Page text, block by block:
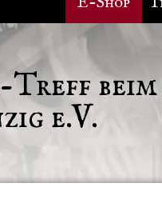
Treff
e.V.